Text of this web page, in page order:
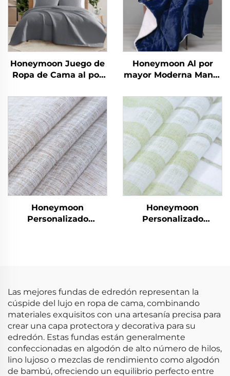
Honeymoon Juego de
Ropa de Cama al por
Microfibra Edredón
Colcha y Cubrecamas
Honeymoon Al por
mayor Moderna Manta
Poliéster Súper Suave
Personalizada
Reversible Doble Cara
de Sherpa
Honeymoon
Personalizado
Honeymoon
Personalizado
Las mejores fundas de edredón representan la
cúspide del lujo en ropa de cama, combinando
materiales exquisitos con una artesanía precisa para
crear una capa protectora y decorativa para su
edredón. Estas fundas están generalmente
confeccionadas en algodón de alto número de hilos,
lino lujoso o mezclas de rendimiento como algodón
de bambú, ofreciendo un equilibrio perfecto entre